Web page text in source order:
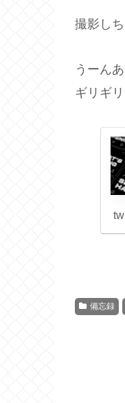
撮影し
うーん
ギリギ
備忘録